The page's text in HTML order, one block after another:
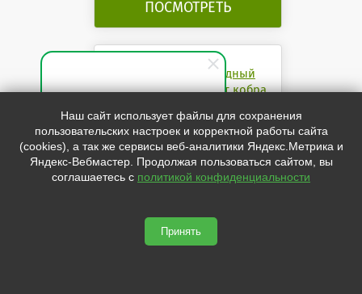
Специалист по продажам
Здравствуйте! Готов(-а)
помочь вам. Напишите мне,
если у вас появятся вопросы.
ПОСМОТРЕТЬ
Уличный светодиодный
светильник СКУ 50 Вт кобра
Наш сайт использует файлы для сохранения
пользовательских настроек и корректной работы сайта
(cookies), а так же сервисы веб-аналитики Яндекс.Метрика и
Яндекс-Вебмастер. Продолжая пользоваться сайтом, вы
соглашаетесь с политикой конфиденциальности
Принять